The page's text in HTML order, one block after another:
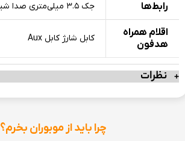
رابط‌ها جک ۳.۵ میلی‌متری صدا شیار کارت حافظه
اقلام همراه
هدفون
کابل شارژ کابل Aux
نظرات
چرا باید از موبوران بخرم؟